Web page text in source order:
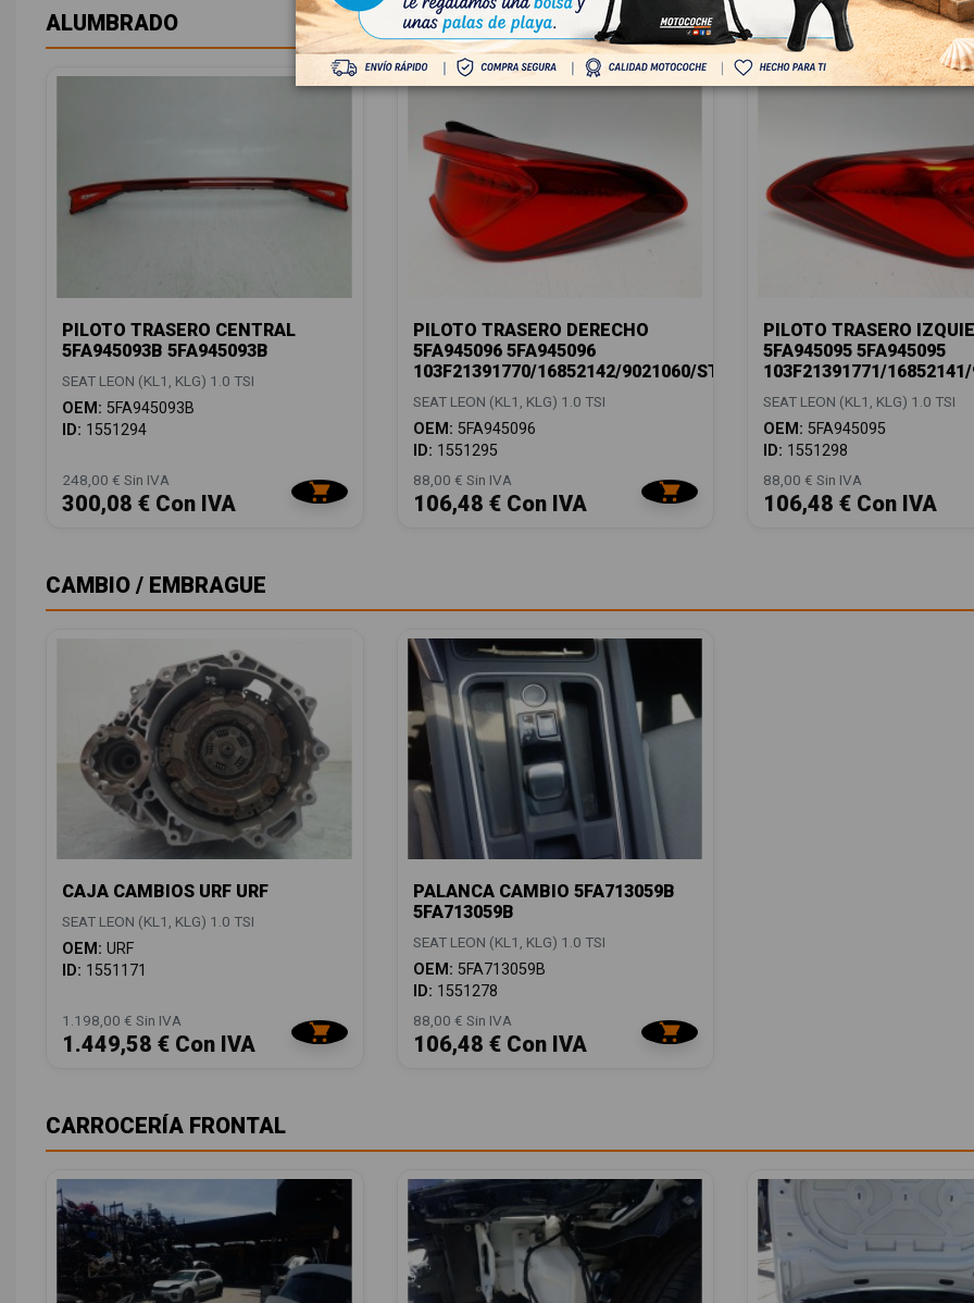
ALUMBRADO
PILOTO TRASERO CENTRAL
5FA945093B 5FA945093B
SEAT LEON (KL1, KLG) 1.0 TSI
OEM: 5FA945093B
ID: 1551294
248,00 € Sin IVA
300,08 € Con IVA
PILOTO TRASERO DERECHO
5FA945096 5FA945096
103F21391770/16852142/9021060/ST4304053
SEAT LEON (KL1, KLG) 1.0 TSI
OEM: 5FA945096
ID: 1551295
88,00 € Sin IVA
106,48 € Con IVA
PILOTO TRASERO
5FA945095 5FA945095
103F21391771/
SEAT LEON (KL1, KLG) 1.0 TSI
OEM: 5FA945095
ID: 1551298
88,00 € Sin IVA
106,48 € Con IVA
CAMBIO / EMBRAGUE
CAJA CAMBIOS URF URF
SEAT LEON (KL1, KLG) 1.0 TSI
OEM: URF
ID: 1551171
1.198,00 € Sin IVA
1.449,58 € Con IVA
PALANCA CAMBIO 5FA713059B
5FA713059B
SEAT LEON (KL1, KLG) 1.0 TSI
OEM: 5FA713059B
ID: 1551278
88,00 € Sin IVA
106,48 € Con IVA
CARROCERÍA FRONTAL